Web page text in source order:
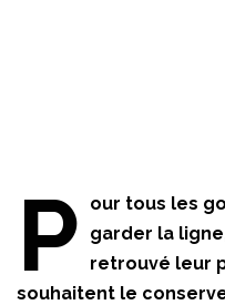
P
our tous les
garder la
retrouvé leur
souhaitent le